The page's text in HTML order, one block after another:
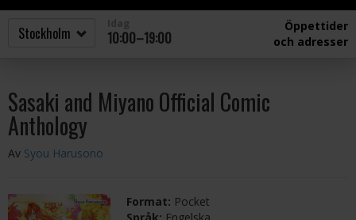
10:00–19:00
Öppettider
och adresser
Sasaki and Miyano Official Comic
Anthology
Av Syou Harusono
Format: Pocket